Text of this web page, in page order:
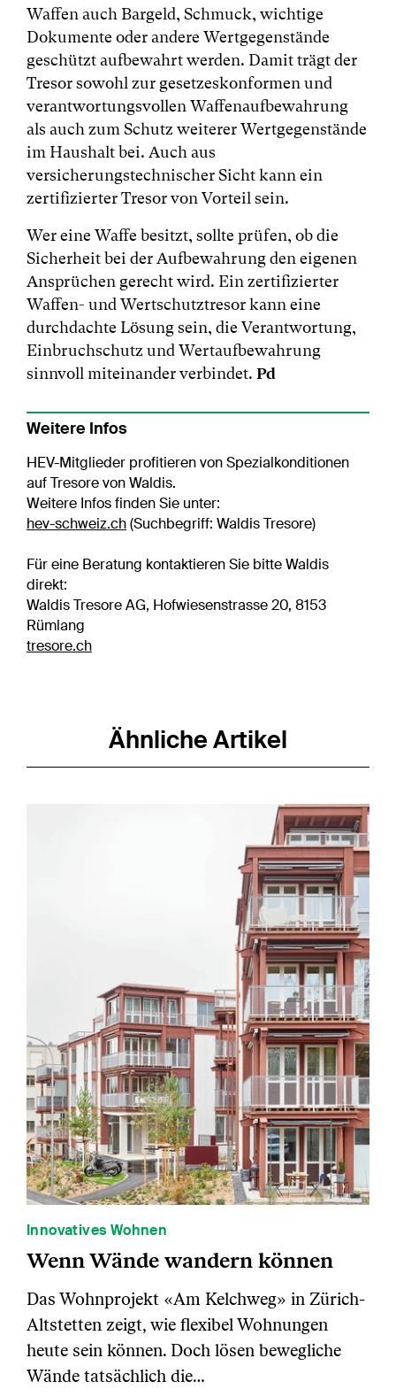
Waffen auch Bargeld, Schmuck, wichtige
Dokumente oder andere Wertgegenstände
geschützt aufbewahrt werden. Damit trägt der
Tresor sowohl zur gesetzeskonformen und
verantwortungsvollen Waffenaufbewahrung
als auch zum Schutz weiterer Wertgegenstände
im Haushalt bei. Auch aus
versicherungstechnischer Sicht kann ein
zertifizierter Tresor von Vorteil sein.
Wer eine Waffe besitzt, sollte prüfen, ob die
Sicherheit bei der Aufbewahrung den eigenen
Ansprüchen gerecht wird. Ein zertifizierter
Waffen- und Wertschutztresor kann eine
durchdachte Lösung sein, die Verantwortung,
Einbruchschutz und Wertaufbewahrung
sinnvoll miteinander verbindet. Pd
Weitere Infos
HEV-Mitglieder profitieren von Spezialkonditionen
auf Tresore von Waldis.
Weitere Infos finden Sie unter:
hev-schweiz.ch(Suchbegriff: Waldis Tresore)
Für eine Beratung kontaktieren Sie bitte Waldis
direkt:
Waldis Tresore AG, Hofwiesenstrasse 20, 8153
Rümlang
tresore.ch
Ähnliche Artikel
Innovatives Wohnen
Wenn Wände wandern können
Das Wohnprojekt «Am Kelchweg» in Zürich-
Altstetten zeigt, wie flexibel Wohnungen
heute sein können. Doch lösen bewegliche
Wände tatsächlich die…